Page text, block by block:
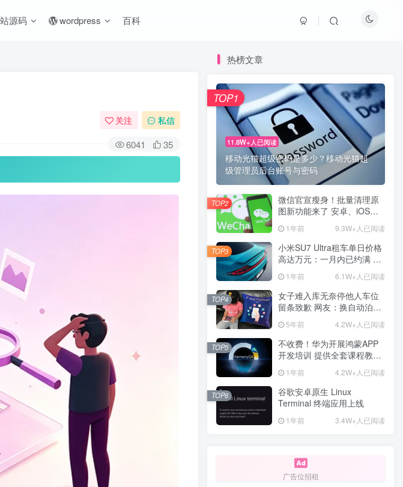
源码 wordpress 百科
关注 私信
6041 35
热榜文章
11.8W+人已阅读
移动光猫超级密码是多少？移动光猫超
级管理员后台账号与密码
TOP1
微信官宣瘦身！批量清理原
图新功能来了 安卓、iOS均
1年前 9.3W+人已阅读
TOP2
小米SU7 Ultra租车单日价格
高达万元：一月内已约满 预
1年前 6.1W+人已阅读
TOP3
女子难入库无奈停他人车位
留条致歉 网友：换自动泊车
5年前 4.2W+人已阅读
TOP4
不收费！华为开展鸿蒙APP
开发培训 提供全套课程教学
1年前 4.2W+人已阅读
TOP5
谷歌安卓原生 Linux
Terminal 终端应用上线
1年前 3.4W+人已阅读
TOP6
广告位招租